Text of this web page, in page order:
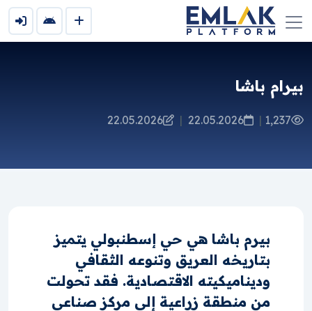
بيرام باشا
1,237
|
22.05.2026
|
22.05.2026
بيرم باشا هي حي إسطنبولي يتميز
بتاريخه العريق وتنوعه الثقافي
وديناميكيته الاقتصادية. فقد تحولت
من منطقة زراعية إلى مركز صناعي